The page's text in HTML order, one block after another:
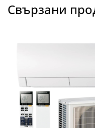
Свързани